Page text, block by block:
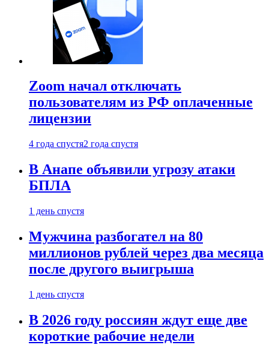
Zoom начал отключать
пользователям из РФ оплаченные
лицензии
4 года спустя2 года спустя
В Анапе объявили угрозу атаки
БПЛА
1 день спустя
Мужчина разбогател на 80
миллионов рублей через два месяца
после другого выигрыша
1 день спустя
В 2026 году россиян ждут еще две
короткие рабочие недели